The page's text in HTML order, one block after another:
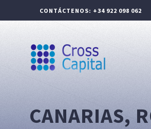
CONTÁCTENOS: +34 922 098 062
CANARIAS,